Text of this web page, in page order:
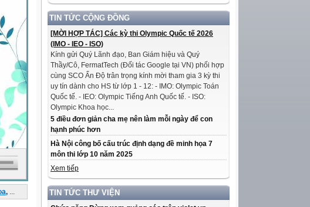
TIN TỨC CỘNG ĐỒNG
[MỜI HỢP TÁC] Các kỳ thi Olympic Quốc tế 2026
(IMO - IEO - ISO)
Kính gửi Quý Lãnh đạo, Ban Giám hiệu và Quý
Thầy/Cô, FermatTech (Đối tác Google tại VN) phối hợp
cùng SCO Ấn Độ trân trọng kính mời tham gia 3 kỳ thi
uy tín dành cho HS từ lớp 1 - 12: - IMO: Olympic Toán
Quốc tế. - IEO: Olympic Tiếng Anh Quốc tế. - ISO:
Olympic Khoa học...
5 điều đơn giản cha mẹ nên làm mỗi ngày để con
hạnh phúc hơn
Hà Nội công bố cấu trúc định dạng đề minh họa 7
môn thi lớp 10 năm 2025
Xem tiếp
TIN TỨC THƯ VIỆN
, ...